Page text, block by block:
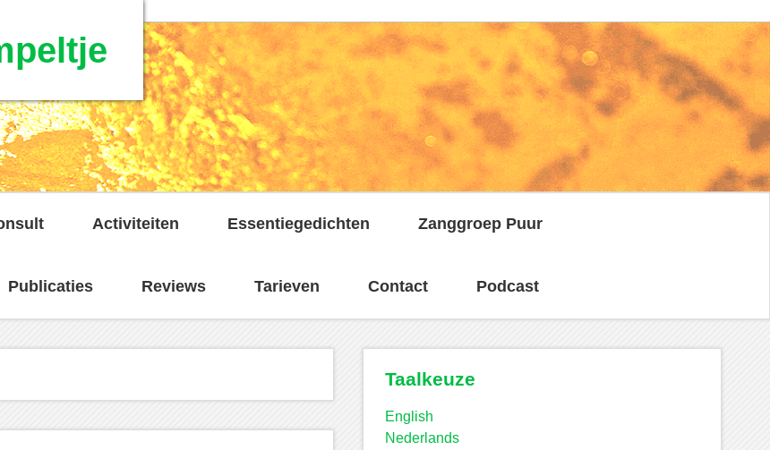
Activiteiten Essentiegedichten Zanggroep Puur
Publicaties Reviews Tarieven Contact Podcast
Taalkeuze
English
Nederlands